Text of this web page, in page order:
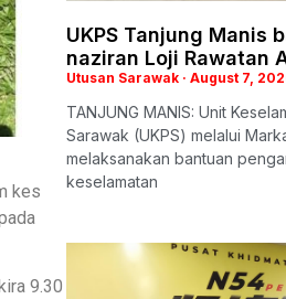
kes
9.30
UKPS Tanjung Manis
naziran Loji Rawatan
Utusan Sarawak August 7,
TANJUNG MANIS: Unit
Sarawak (UKPS) melalui
melaksanakan bantuan
keselamatan